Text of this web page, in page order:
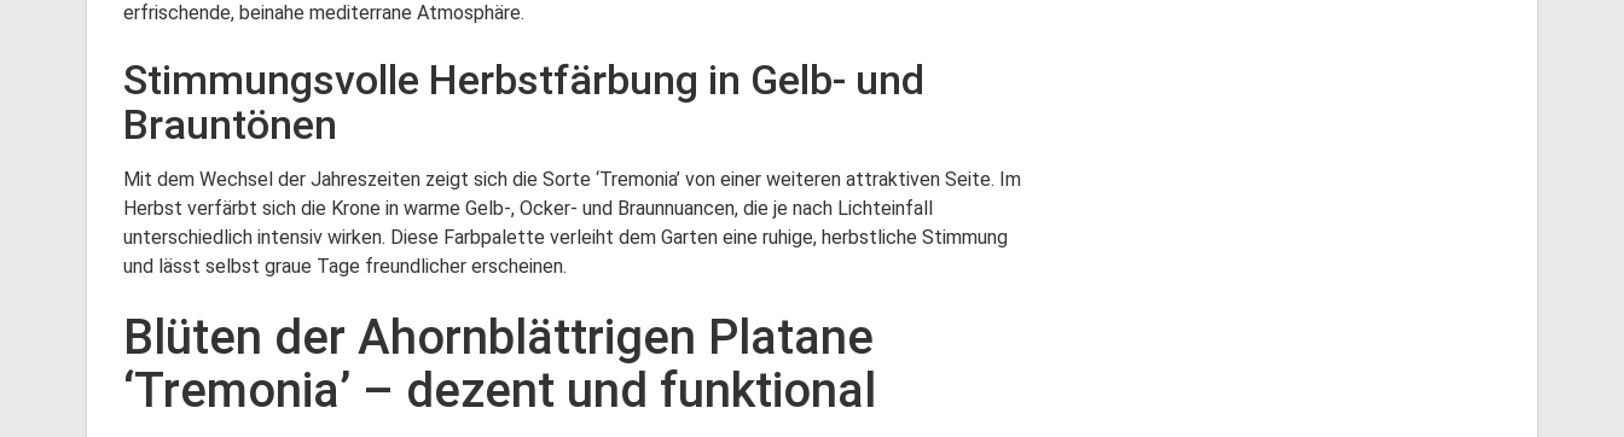
erfrischende, beinahe mediterrane Atmosphäre.
Stimmungsvolle Herbstfärbung in Gelb- und
Brauntönen
Mit dem Wechsel der Jahreszeiten zeigt sich die Sorte ‘Tremonia’ von einer weiteren attraktiven Seite. Im
Herbst verfärbt sich die Krone in warme Gelb-, Ocker- und Braunnuancen, die je nach Lichteinfall
unterschiedlich intensiv wirken. Diese Farbpalette verleiht dem Garten eine ruhige, herbstliche Stimmung
und lässt selbst graue Tage freundlicher erscheinen.
Blüten der Ahornblättrigen Platane
‘Tremonia’ – dezent und funktional